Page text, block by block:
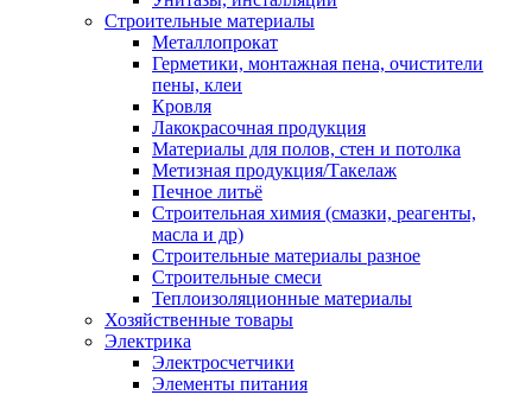
Строительные материалы
Металлопрокат
Герметики, монтажная пена, очистители
пены, клеи
Кровля
Лакокрасочная продукция
Материалы для полов, стен и потолка
Метизная продукция/Такелаж
Печное литьё
Строительная химия (смазки, реагенты,
масла и др)
Строительные материалы разное
Строительные смеси
Теплоизоляционные материалы
Хозяйственные товары
Электрика
Электросчетчики
Элементы питания